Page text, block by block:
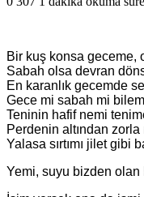
Bir kuş konsa geceme,
Sabah olsa devran
En karanlık gecemde
Gece mi sabah mi
Teninin hafif nemi
Perdenin altından
Yalasa sırtımı jilet gibi
Yemi, suyu bizden